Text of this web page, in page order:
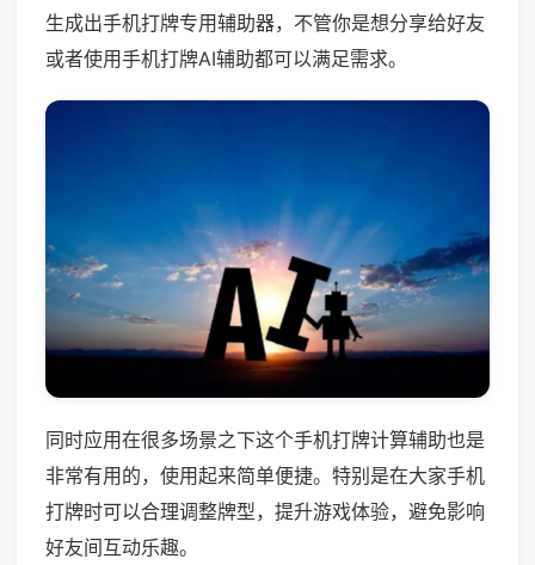
生成出手机打牌专用辅助器，不管你是想分享给好友
或者使用手机打牌AI辅助都可以满足需求。
同时应用在很多场景之下这个手机打牌计算辅助也是
非常有用的，使用起来简单便捷。特别是在大家手机
打牌时可以合理调整牌型，提升游戏体验，避免影响
好友间互动乐趣。